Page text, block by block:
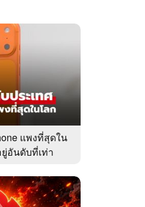
แพงที่สุดใน
อันดับที่เท่า